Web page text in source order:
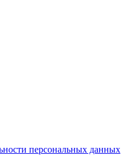
персональных данных